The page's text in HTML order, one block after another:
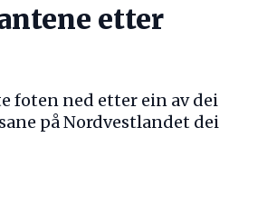
etter
foten ned etter ein av dei
på Nordvestlandet dei